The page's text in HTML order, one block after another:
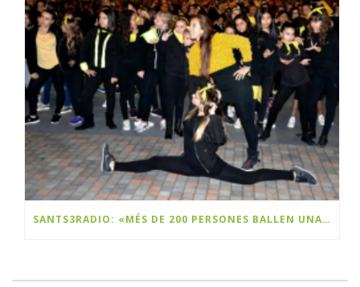
SANTS3RADIO: «MÉS DE 200 PERSONES BALLEN UNA FLASHMOB A SANTS PER CELEBRAR EL BLACK FRIDAY»